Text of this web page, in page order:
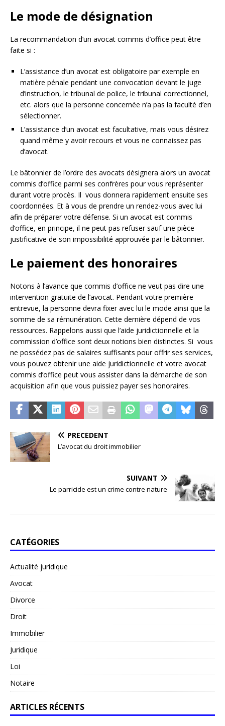
Le mode de désignation
La recommandation d’un avocat commis d’office peut être
faite si :
L’assistance d’un avocat est obligatoire par exemple en
matière pénale pendant une convocation devant le juge
d’instruction, le tribunal de police, le tribunal correctionnel,
etc. alors que la personne concernée n’a pas la faculté d’en
sélectionner.
L’assistance d’un avocat est facultative, mais vous désirez
quand même y avoir recours et vous ne connaissez pas
d’avocat.
Le bâtonnier de l’ordre des avocats désignera alors un avocat
commis d’office parmi ses confrères pour vous représenter
durant votre procès. Il vous donnera rapidement ensuite ses
coordonnées. Et à vous de prendre un rendez-vous avec lui
afin de préparer votre défense. Si un avocat est commis
d’office, en principe, il ne peut pas refuser sauf une pièce
justificative de son impossibilité approuvée par le bâtonnier.
Le paiement des honoraires
Notons à l’avance que commis d’office ne veut pas dire une
intervention gratuite de l’avocat. Pendant votre première
entrevue, la personne devra fixer avec lui le mode ainsi que la
somme de sa rémunération. Cette dernière dépend de vos
ressources. Rappelons aussi que l’aide juridictionnelle et la
commission d’office sont deux notions bien distinctes. Si vous
ne possédez pas de salaires suffisants pour offrir ses services,
vous pouvez obtenir une aide juridictionnelle et votre avocat
commis d’office peut vous assister dans la démarche de son
acquisition afin que vous puissiez payer ses honoraires.
PRÉCÉDENT
L’avocat du droit immobilier
SUIVANT
Le parricide est un crime contre nature
CATÉGORIES
Actualité juridique
Avocat
Divorce
Droit
Immobilier
Juridique
Loi
Notaire
ARTICLES RÉCENTS